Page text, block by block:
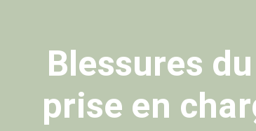
Blessures
prise en